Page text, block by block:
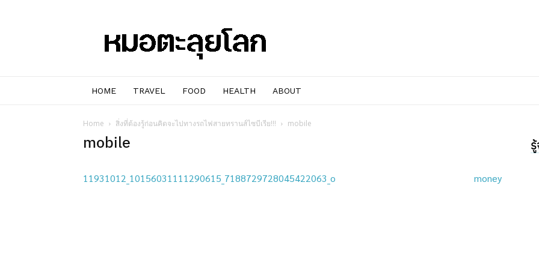
ตะลุย
โลก
HOME TRAVEL FOOD HEALTH ABOUT
Home สิ่งที่ต้องรู้ก่อนคิดจะไปทางรถไฟสายทรานส์ไซบีเรีย!!! mobile
mobile
11931012_10156031111290615_7188729728045422063_o money